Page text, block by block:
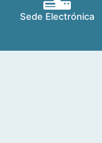
Sede Electrónica